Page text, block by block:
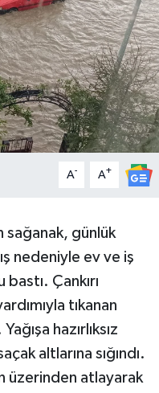
A- A+
sağanak, günlük
nedeniyle ev ve iş
Çankırı
tıkanan
hazırlıksız
altlarına sığındı.
üzerinden atlayarak